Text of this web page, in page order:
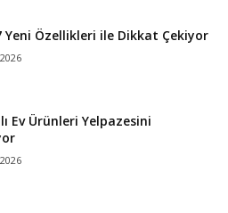
Yeni Özellikleri ile Dikkat Çekiyor
Ev Ürünleri Yelpazesini